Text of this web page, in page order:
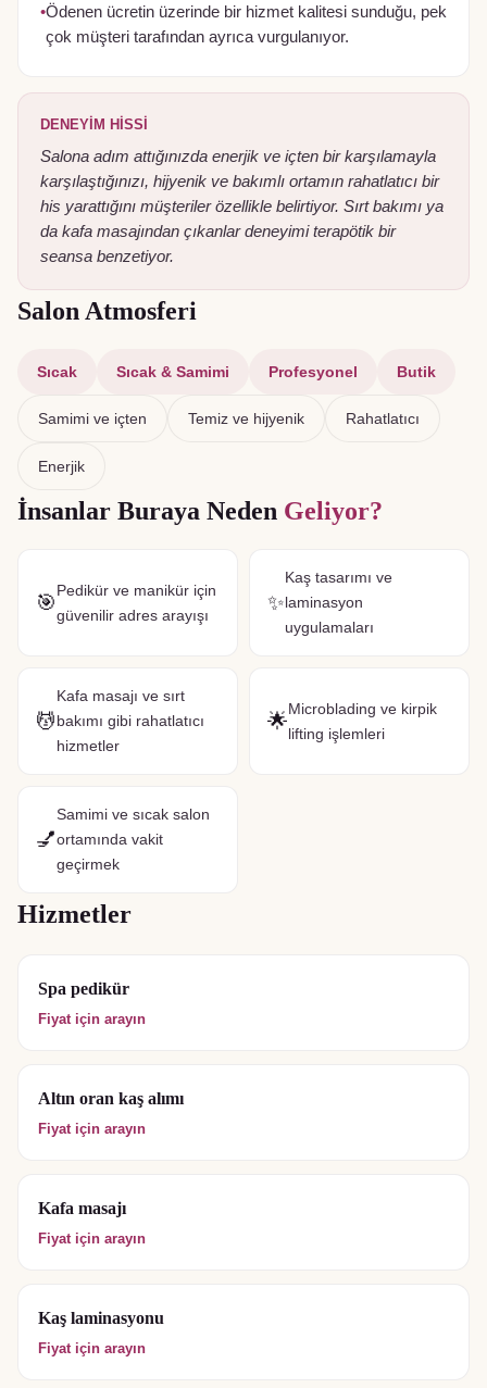
•Ödenen ücretin üzerinde bir hizmet kalitesi sunduğu, pek
çok müşteri tarafından ayrıca vurgulanıyor.
DENEYIM HISSI
Salona adım attığınızda enerjik ve içten bir karşılamayla
karşılaştığınızı, hijyenik ve bakımlı ortamın rahatlatıcı bir
his yarattığını müşteriler özellikle belirtiyor. Sırt bakımı ya
da kafa masajından çıkanlar deneyimi terapötik bir
seansa benzetiyor.
Salon Atmosferi
Sıcak Sıcak & Samimi Profesyonel Butik
Samimi ve içten Temiz ve hijyenik Rahatlatıcı
Enerjik
İnsanlar Buraya Neden Geliyor?
🎯
Pedikür ve manikür için
güvenilir adres arayışı
✨
Kaş tasarımı ve
laminasyon
uygulamaları
💆
Kafa masajı ve sırt
bakımı gibi rahatlatıcı
hizmetler
🌟
Microblading ve kirpik
lifting işlemleri
💅
Samimi ve sıcak salon
ortamında vakit
geçirmek
Hizmetler
Spa pedikür
Fiyat için arayın
Altın oran kaş alımı
Fiyat için arayın
Kafa masajı
Fiyat için arayın
Kaş laminasyonu
Fiyat için arayın